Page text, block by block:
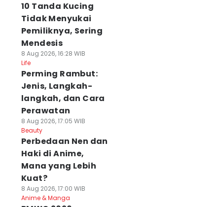
10 Tanda Kucing
Tidak Menyukai
Pemiliknya, Sering
Mendesis
8 Aug 2026, 16:28 WIB
Life
Perming Rambut:
Jenis, Langkah-
langkah, dan Cara
Perawatan
8 Aug 2026, 17:05 WIB
Beauty
Perbedaan Nen dan
Haki di Anime,
Mana yang Lebih
Kuat?
8 Aug 2026, 17:00 WIB
Anime & Manga